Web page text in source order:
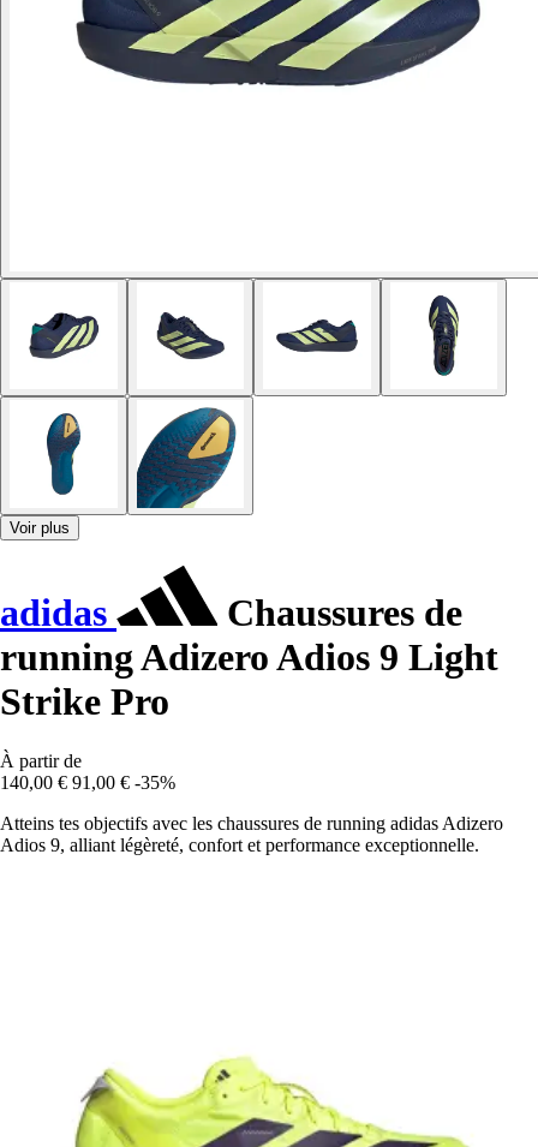
Voir plus
adidas
Chaussures de
running Adizero Adios 9 Light
Strike Pro
À partir de
140,00 € 91,00 € -35%
Atteins tes objectifs avec les chaussures de running adidas Adizero
Adios 9, alliant légèreté, confort et performance exceptionnelle.